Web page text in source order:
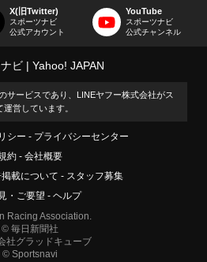
X(旧Twitter)
スポーツナビ
公式アカウント
YouTube
スポーツナビ
公式チャンネル
ビ Yahoo! JAPAN
サービスであり、LINEヤフー株式会社がス
営しています。
シー
プライバシーセンター
約
会社概要
掲載について
スタッフ募集
・ご要望
ヘルプ
Racing Association.
© 毎日新聞社
社グラッドキューブ
© Sportsnavi